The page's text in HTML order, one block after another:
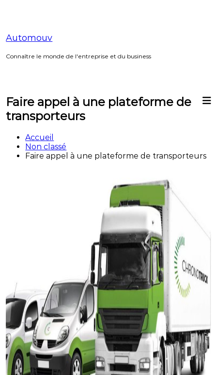
Automouv
Connaître le monde de l'entreprise et du business
Faire appel à une plateforme de
transporteurs
Accueil
Non classé
Faire appel à une plateforme de transporteurs